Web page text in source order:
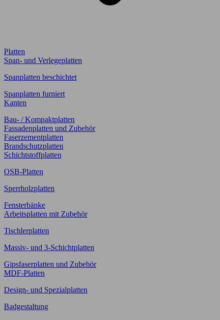
Platten
Span- und Verlegeplatten
Spanplatten beschichtet
Spanplatten furniert
Kanten
Bau- / Kompaktplatten
Fassadenplatten und Zubehör
Faserzementplatten
Brandschutzplatten
Schichtstoffplatten
OSB-Platten
Sperrholzplatten
Fensterbänke
Arbeitsplatten mit Zubehör
Tischlerplatten
Massiv- und 3-Schichtplatten
Gipsfaserplatten und Zubehör
MDF-Platten
Design- und Spezialplatten
Badgestaltung